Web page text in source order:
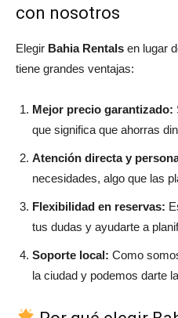
con nosotros
Elegir Bahia Rentals en lugar
tiene grandes ventajas:
Mejor precio garantizado:
que significa que ahorras
Atención directa y
necesidades, algo que las
Flexibilidad en reservas:
tus dudas y ayudarte a
Soporte local: Como
la ciudad y podemos darte